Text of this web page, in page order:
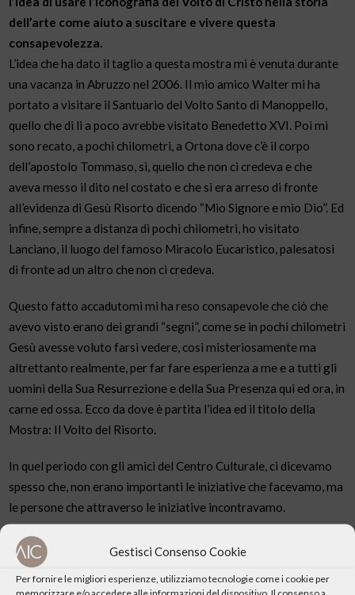
Gestisci Consenso Cookie
Per fornire le migliori esperienze, utilizziamo tecnologie come i cookie per
memorizzare e/o accedere alle informazioni del dispositivo. Il consenso a
dell’arte come aiuto a suscitare e vivere questa
consapevolezza.
L’idea che ha dato il taglio a questa mostra mi è venuta durante
una vacanza in Abruzzo nel 2006. Il mio amico Walter mi ha
portato a visitare il Santuario del Volto Santo di Manoppello,
quello che di li a poco avrebbe visitato Benedetto XVI. Poi mi
sono recato, a pochi chilometri, a Ortona dove c’è il corpo
dell’apostolo Tommaso, sì, quello che non ci credeva e che
aveva messo il dito nel costato e che si era arreso di fronte
all’evidenza di Gesù Risorto dicendo “Mio Signore e mio Dio”. Ed
infine, sempre a distanza di pochi chilometri, ho visitato
Lanciano, il luogo del famoso Miracolo Eucaristico, palesatosi
di fronte ad un altro che non ci credeva.
Questo fatto accadutomi mi ha reso consapevole che ciò che
avevo visto erano dei grandi “segni”, come se in pochi chilometri
Gesù avesse voluto farsi vedere, così misteriosamente ma
altrettanto realmente, per far fare esperienza a me e a tutti gli
uomini della Sua Resurrezione e della Sua Presenza qui ed ora, in
carne ed ossa. Ecco da dove è partita l’idea ed il titolo della
Mostra: Il Volto del Risorto.
In quel periodo con gli amici del Centro Culturale, ci dicevamo
spesso che, non erano importanti le iniziative che facevamo, ma
le persone che attraverso le iniziative incontravamo.
La mostra allora fin dall’inizio è stata chiamata Mostra-
Incontro. Questa mostra, unitamente alle altre mostre che
abbiamo organizzato in questi anni, è stata è fonte di stupore